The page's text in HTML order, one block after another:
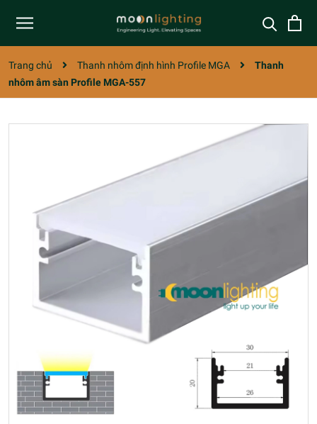
Trang chủ Thanh nhôm định hình Profile MGA
Thanh
nhôm âm sàn Profile MGA-557